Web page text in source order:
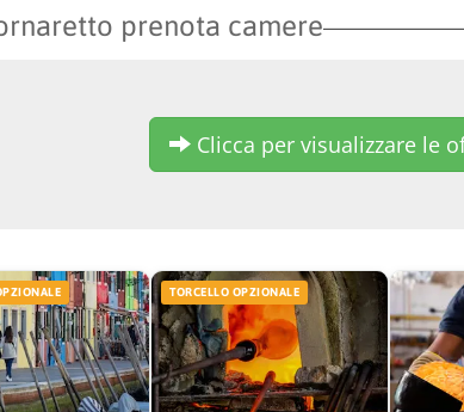
prenota camere
Clicca per visualizzare le
TORCELLO OPZIONALE